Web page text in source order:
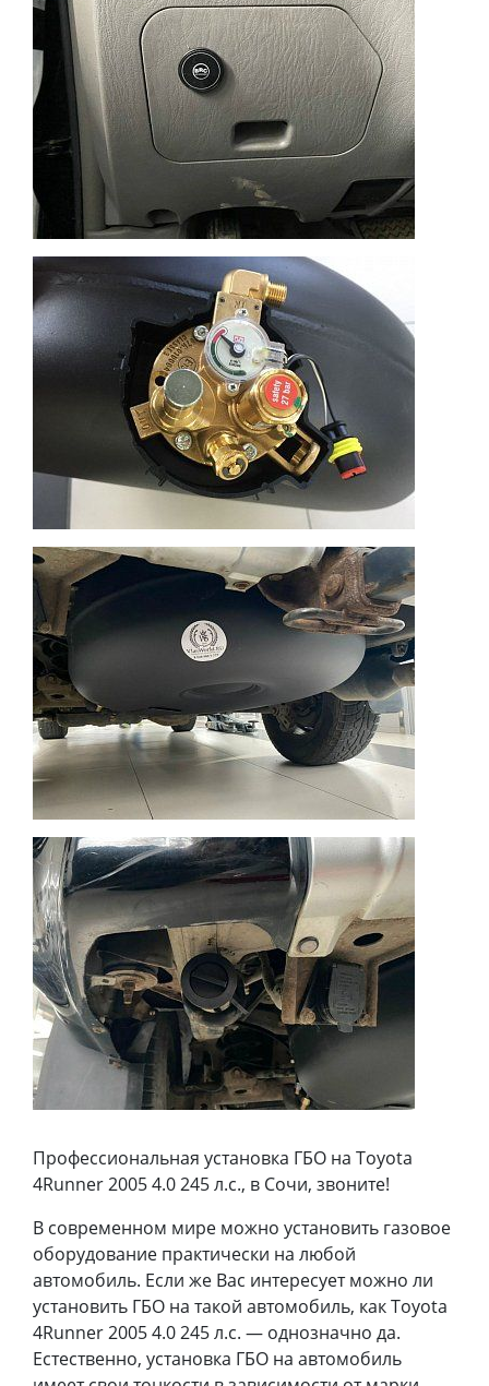
Профессиональная установка ГБО на Toyota
4Runner 2005 4.0 245 л.с., в Сочи, звоните!
В современном мире можно установить газовое
оборудование практически на любой
автомобиль. Если же Вас интересует можно ли
установить ГБО на такой автомобиль, как Toyota
4Runner 2005 4.0 245 л.с. — однозначно да.
Естественно, установка ГБО на автомобиль